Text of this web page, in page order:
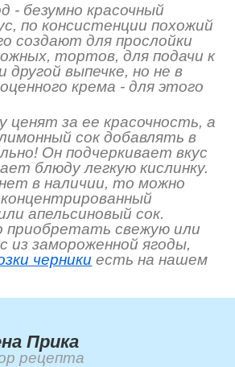
- безумно красочный
по консистенции похожий
создают для прослойки
тортов, для подачи к
другой выпечке, но не в
крема - для этого
ценят за ее красочность, а
сок добавлять в
Он подчеркивает вкус
блюду легкую кислинку.
в наличии, то можно
апельсиновый сок.
приобретать свежую или
из замороженной ягоды,
черники есть на нашем
Прика
рецепта